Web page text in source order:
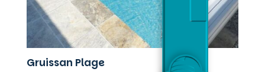
Gruissan Plage